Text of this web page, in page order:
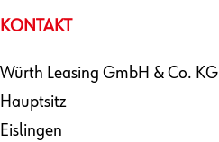
KONTAKT
Würth Leasing GmbH & Co. KG
Hauptsitz
Eislingen